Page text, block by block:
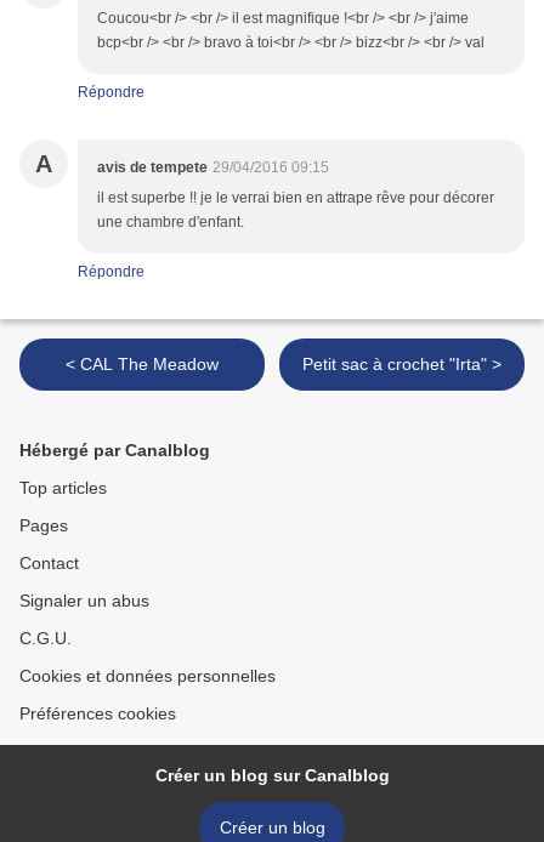
Coucou<br /> <br /> il est magnifique !<br /> <br /> j'aime
bcp<br /> <br /> bravo à toi<br /> <br /> bizz<br /> <br /> val
Répondre
A avis de tempete 29/04/2016 09:15
il est superbe !! je le verrai bien en attrape rêve pour décorer
une chambre d'enfant.
Répondre
< CAL The Meadow Petit sac à crochet "Irta" >
Hébergé par Canalblog
Top articles
Pages
Contact
Signaler un abus
C.G.U.
Cookies et données personnelles
Préférences cookies
Créer un blog sur Canalblog
Créer un blog